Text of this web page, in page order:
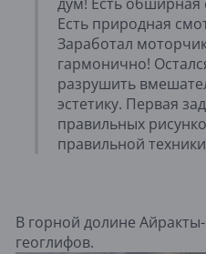
Есть природная
Заработал
гармонично!
разрушить
эстетику. Первая
правильных
правильной
В горной долине
геоглифов.